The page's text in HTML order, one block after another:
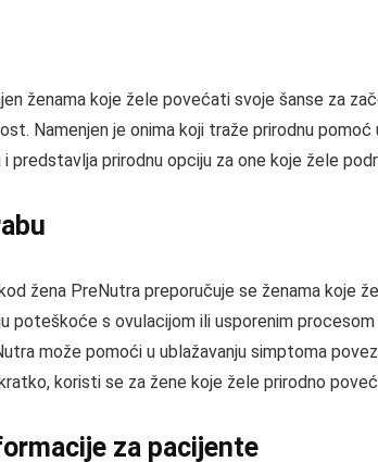
ženama koje žele povećati svoje šanse za
Namenjen je onima koji traže prirodnu
predstavlja prirodnu opciju za one koje žele
žena PreNutra preporučuje se ženama koje
poteškoće s ovulacijom ili usporenim
može pomoći u ublažavanju simptoma
koristi se za žene koje žele prirodno
za pacijente